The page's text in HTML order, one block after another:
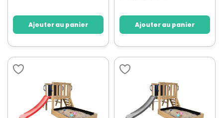
Ajouter au panier Ajouter au panier